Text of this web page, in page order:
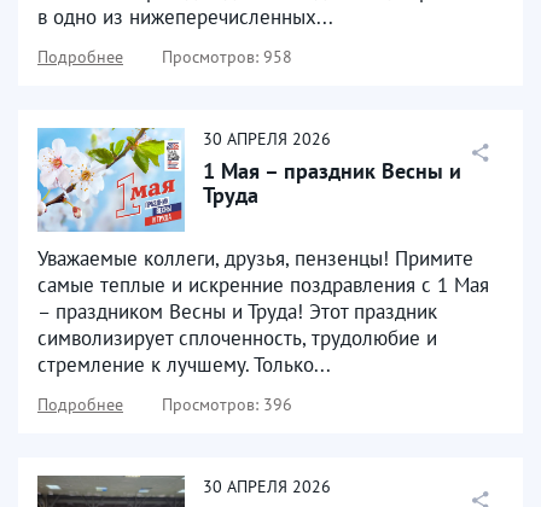
в одно из нижеперечисленных...
Подробнее Просмотров: 958
30 АПРЕЛЯ 2026
1 Мая – праздник Весны и
Труда
Уважаемые коллеги, друзья, пензенцы! Примите
самые теплые и искренние поздравления с 1 Мая
– праздником Весны и Труда! Этот праздник
символизирует сплоченность, трудолюбие и
стремление к лучшему. Только...
Подробнее Просмотров: 396
30 АПРЕЛЯ 2026